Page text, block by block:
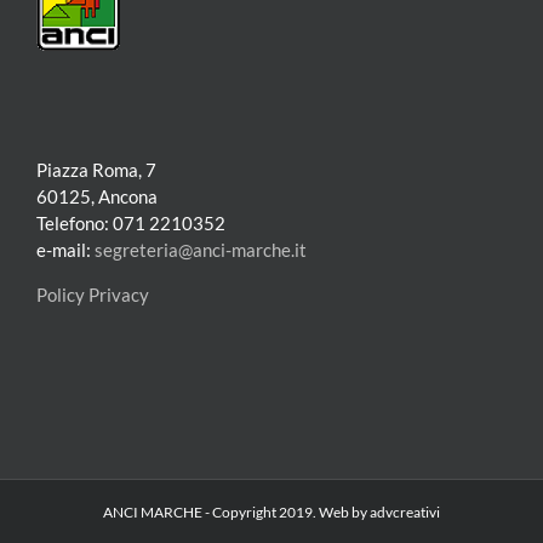
Piazza Roma, 7
60125, Ancona
Telefono: 071 2210352
e-mail: segreteria@anci-marche.it
Policy Privacy
ANCI MARCHE - Copyright 2019. Web by advcreativi